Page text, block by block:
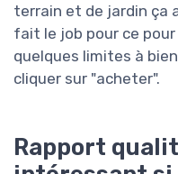
terrain et de jardin ça
fait le job pour ce pour
quelques limites à
cliquer sur "acheter".
Rapport